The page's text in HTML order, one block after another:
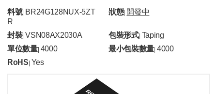
料號| BR24G128NUX-5ZT
R
狀態| 開發中
封裝| VSN08AX2030A 包裝形式| Taping
單位數量| 4000 最小包裝數量 |4000
RoHS Yes